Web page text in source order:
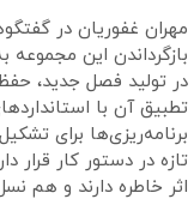
پیشین خود بر
به قاب تلویزیون
حفظ اصالت و روحیه
مدرن تولید و
تیم تولید و نگارش
دارد تا بتواند هم
نسل جدید بینندگان